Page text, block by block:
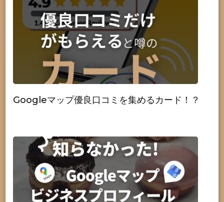
Googleマップ優良口コミを集めるカード！？